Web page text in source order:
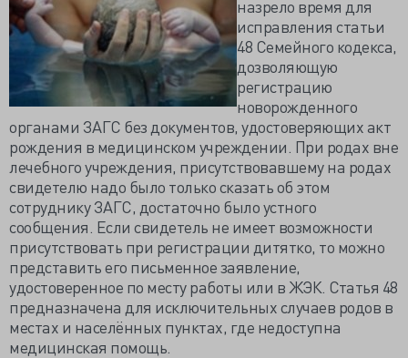
назрело время для
исправления статьи
48 Семейного кодекса,
дозволяющую
регистрацию
новорожденного
органами ЗАГС без документов, удостоверяющих акт
рождения в медицинском учреждении. При родах вне
лечебного учреждения, присутствовавшему на родах
свидетелю надо было только сказать об этом
сотруднику ЗАГС, достаточно было устного
сообщения. Если свидетель не имеет возможности
присутствовать при регистрации дитятко, то можно
представить его письменное заявление,
удостоверенное по месту работы или в ЖЭК. Статья 48
предназначена для исключительных случаев родов в
местах и населённых пунктах, где недоступна
медицинская помощь.